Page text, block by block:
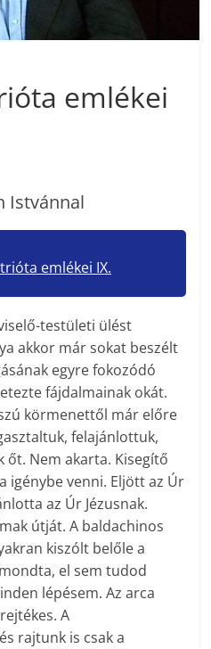
emlékei
Istvánnal
emlékei IX.
testületi ülést
akkor már sokat beszélt
egyre fokozódó
fájdalmainak okát.
körmenettől már előre
felajánlottuk,
őt. Nem akarta. Kisegítő
igénybe venni. Eljött az Úr
az Úr Jézusnak.
útját. A baldachinos
kiszólt belőle a
el sem tudod
lépésem. Az arca
A
rajtunk is csak a